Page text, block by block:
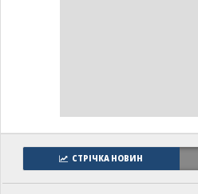
СТРІЧКА НОВИН